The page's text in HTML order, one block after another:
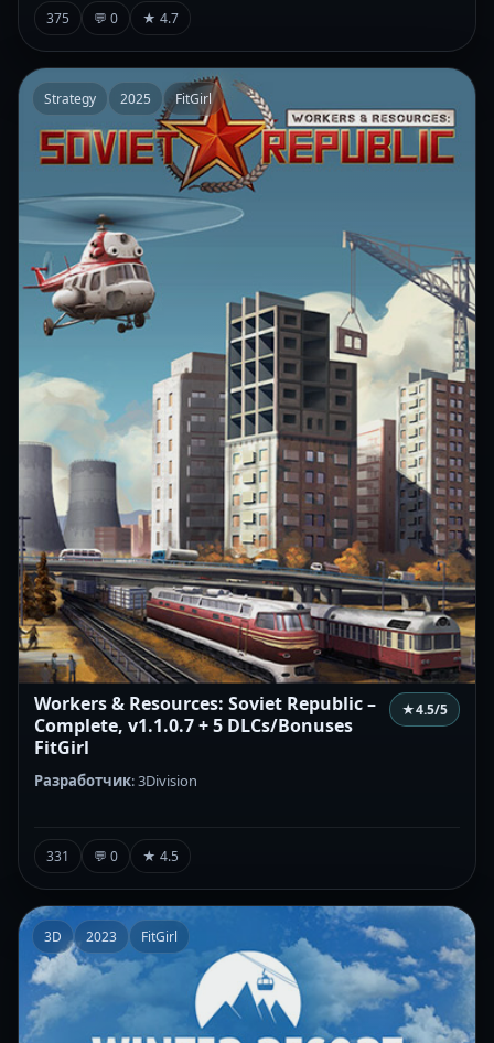
375 💬 0 ★ 4.7
Strategy 2025 FitGirl
Workers & Resources: Soviet Republic –
Complete, v1.1.0.7 + 5 DLCs/Bonuses
FitGirl
★4.5/5
Разработчик: 3Division
331 💬 0 ★ 4.5
3D 2023 FitGirl